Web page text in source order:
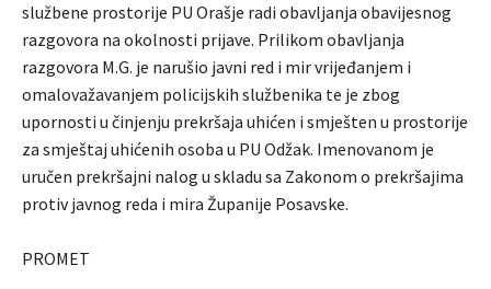
službene prostorije PU Orašje radi obavljanja obavijesnog
razgovora na okolnosti prijave. Prilikom obavljanja
razgovora M.G. je narušio javni red i mir vrijeđanjem i
omalovažavanjem policijskih službenika te je zbog
upornosti u činjenju prekršaja uhićen i smješten u prostorije
za smještaj uhićenih osoba u PU Odžak. Imenovanom je
uručen prekršajni nalog u skladu sa Zakonom o prekršajima
protiv javnog reda i mira Županije Posavske.
PROMET